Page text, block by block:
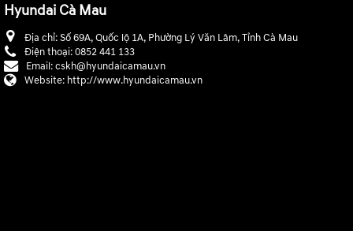
Hyundai Cà Mau
Địa chỉ:Số 69A, Quốc lộ 1A, Phường Lý Văn Lâm, Tỉnh Cà Mau
Điện thoại:0852 441 133
Email:cskh@hyundaicamau.vn
Website: http://www.hyundaicamau.vn